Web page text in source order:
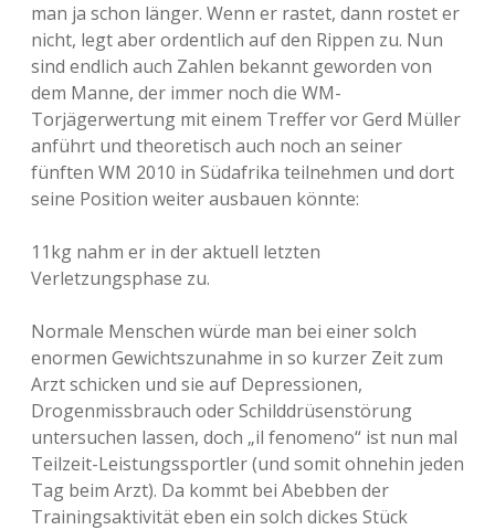
man ja schon länger. Wenn er rastet, dann rostet er
nicht, legt aber ordentlich auf den Rippen zu. Nun
sind endlich auch Zahlen bekannt geworden von
dem Manne, der immer noch die WM-
Torjägerwertung mit einem Treffer vor Gerd Müller
anführt und theoretisch auch noch an seiner
fünften WM 2010 in Südafrika teilnehmen und dort
seine Position weiter ausbauen könnte:
11kg nahm er in der aktuell letzten
Verletzungsphase zu.
Normale Menschen würde man bei einer solch
enormen Gewichtszunahme in so kurzer Zeit zum
Arzt schicken und sie auf Depressionen,
Drogenmissbrauch oder Schilddrüsenstörung
untersuchen lassen, doch „il fenomeno“ ist nun mal
Teilzeit-Leistungssportler (und somit ohnehin jeden
Tag beim Arzt). Da kommt bei Abebben der
Trainingsaktivität eben ein solch dickes Stück